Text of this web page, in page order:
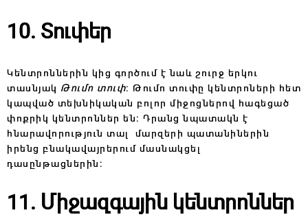
10. Տուփեր
Կենտրոններին կից գործում է նաև շուրջ երկու
տասնյակ Թումո տուփ։ Թումո տուփը կենտրոների հետ
կապված տեխնիկական բոլոր միջոցներով հագեցած
փոքրիկ կենտրոններ են։ Դրանց նպատակն է
հնարավորություն տալ մարզերի պատանիներին
իրենց բնակավայրերում մասնակցել
դասընթացներին։
11. Միջազգային կենտրոններ